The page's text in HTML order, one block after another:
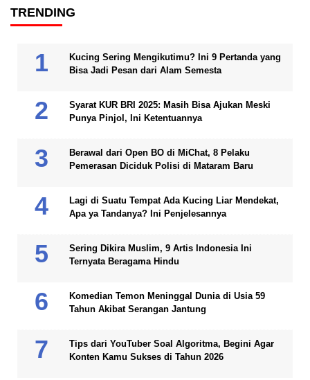
TRENDING
Kucing Sering Mengikutimu? Ini 9 Pertanda yang
Bisa Jadi Pesan dari Alam Semesta
Syarat KUR BRI 2025: Masih Bisa Ajukan Meski
Punya Pinjol, Ini Ketentuannya
Berawal dari Open BO di MiChat, 8 Pelaku
Pemerasan Diciduk Polisi di Mataram Baru
Lagi di Suatu Tempat Ada Kucing Liar Mendekat,
Apa ya Tandanya? Ini Penjelesannya
Sering Dikira Muslim, 9 Artis Indonesia Ini
Ternyata Beragama Hindu
Komedian Temon Meninggal Dunia di Usia 59
Tahun Akibat Serangan Jantung
Tips dari YouTuber Soal Algoritma, Begini Agar
Konten Kamu Sukses di Tahun 2026